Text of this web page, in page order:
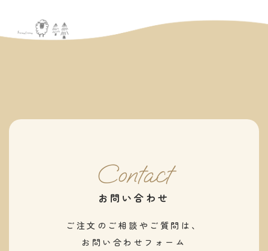
Contact
お問い合わせ
ご注文のご相談やご質問は、
お問い合わせフォーム